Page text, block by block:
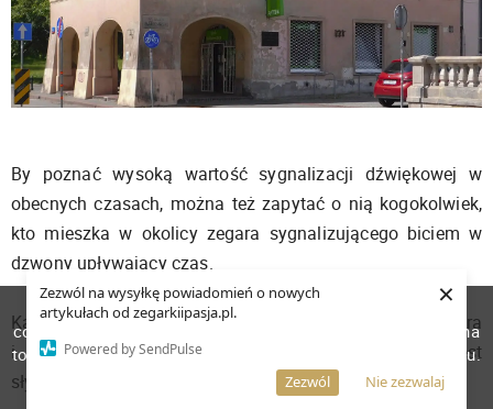
Zezwól na wysyłkę powiadomień o nowych
artykułach od zegarkiipasja.pl.
Powered by SendPulse
Nie zezwalaj
Zezwól
×
By poznać wysoką wartość sygnalizacji dźwiękowej w
obecnych czasach, można też zapytać o nią kogokolwiek,
kto mieszka w okolicy zegara sygnalizującego biciem w
dzwony upływający czas.
Każda z takich osób doskonale zauważa obecność zegara
i dla nich naturalną, wręcz bardzo ważną rzeczą jest
słyszalność dźwiękowej sygnalizacji aktualnej godziny.
W celu poprawienia jakości usług korzystamy z plików
cookies. Pozostanie na stronie oznacza, iż wyrażasz zgodę na
to, że pliki cookies będą przechowywane w Twoim urządzeniu.
Więcej informacji